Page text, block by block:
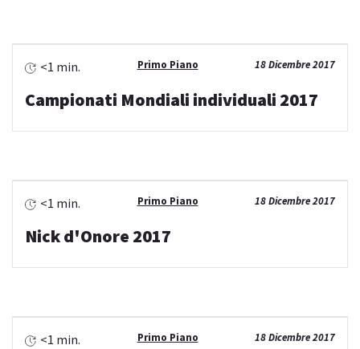
18 Dicembre 2017
Primo Piano
<1 min.
Campionati Mondiali individuali 2017
18 Dicembre 2017
Primo Piano
<1 min.
Nick d'Onore 2017
18 Dicembre 2017
Primo Piano
<1 min.